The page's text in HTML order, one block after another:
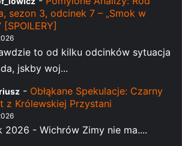
sezon 3, odcinek 7 – „Smok w
[SPOILERY]
to od kilku odcinków sytuacja
jskby woj...
- Obłąkane Spekulacje: Czarny
z Królewskiej Przystani
2026 - Wichrów Zimy nie ma....